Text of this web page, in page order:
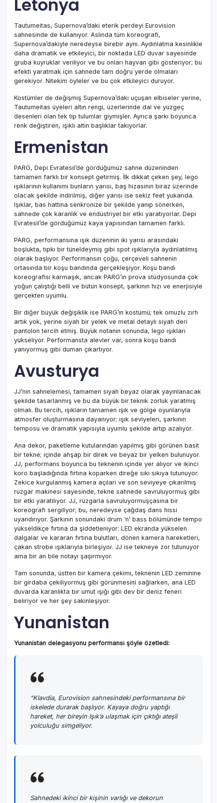
Letonya
Tautumeitas, Supernova’daki eterik perdeyi Eurovision
sahnesinde de kullanıyor. Aslında tüm koreografi,
Supernova’dakiyle neredeyse birebir aynı. Aydınlatma kesinlikle
daha dramatik ve etkileyici, bir noktada LED duvar sayesinde
gruba kuyruklar veriliyor ve bu onları hayvan gibi gösteriyor; bu
efekti yaratmak için sahnede tam doğru yerde olmaları
gerekiyor. Nitekim öyleler ve bu çok etkileyici duruyor.
Kostümler de değişmiş Supernova’daki uçuşan elbiseler yerine,
Tautumeitas üyeleri altın rengi, üzerlerinde dal ve yüzgeç
desenleri olan tek tip tulumlar giymişler. Ayrıca şarkı boyunca
renk değiştiren, ışıklı altın başlıklar takıyorlar.
Ermenistan
PARG, Depi Evratesil’de gördüğümüz sahne düzeninden
tamamen farklı bir konsept getirmiş. İlk dikkat çeken şey, lego
ışıklarının kullanımı bunların yarısı, baş hizasının biraz üzerinde
olacak şekilde indirilmiş, diğer yarısı ise sekiz feet yukarıda.
Işıklar, bas hattına senkronize bir şekilde yanıp sönerken,
sahnede çok karanlık ve endüstriyel bir etki yaratıyorlar. Depi
Evratesil’de gördüğümüz kaya yapısından tamamen farklı.
PARG, performansına ışık düzeninin iki yarısı arasındaki
boşlukta, tıpkı bir tüneldeymiş gibi spot ışıklarıyla aydınlatılmış
olarak başlıyor. Performansın çoğu, çerçeveli sahnenin
ortasında bir koşu bandında gerçekleşiyor. Koşu bandı
koreografisi karmaşık, ancak PARG’ın prova stüdyosunda çok
yoğun çalıştığı belli ve bütün konsept, şarkının hızı ve enerjisiyle
gerçekten uyumlu.
Bir diğer büyük değişiklik ise PARG’ın kostümü; tek omuzlu zırh
artık yok, yerine siyah bir yelek ve metal detaylı siyah deri
pantolon tercih etmiş. Büyük notanın sonunda, lego ışıkları
yükseliyor. Performansta alevler var, sonra koşu bandı
yanıyormuş gibi duman çıkartıyor.
Avusturya
JJ’nin sahnelemesi, tamamen siyah beyaz olarak yayınlanacak
şekilde tasarlanmış ve bu da büyük bir teknik zorluk yaratmış
olmalı. Bu tercih, ışıkların tamamen ışık ve gölge oyunlarıyla
atmosfer oluşturmasına dayanıyor; ışık seviyeleri, şarkının
temposu ve dramatik yapısıyla uyumlu şekilde artıp azalıyor.
Ana dekor, paketleme kutularından yapılmış gibi görünen basit
bir tekne; içinde ahşap bir direk ve beyaz bir yelken bulunuyor.
JJ, performans boyunca bu teknenin içinde yer alıyor ve ikinci
koro başladığında fırtına koparken direğe sıkı sıkıya tutunuyor.
Zekice kurgulanmış kamera açıları ve son seviyeye çıkarılmış
rüzgar makinesi sayesinde, tekne sahnede savruluyormuş gibi
bir etki yaratılıyor. JJ, rüzgarla savruluyormuşçasına bir
koreografi sergiliyor; bu, neredeyse çağdaş dans hissi
uyandırıyor. Şarkının sonundaki drum ‘n’ bass bölümünde tempo
yükseldikçe fırtına da şiddetleniyor: LED ekranda yükselen
dalgalar ve kararan fırtına bulutları, dönen kamera hareketleri,
çakan strobe ışıklarıyla birleşiyor. JJ ise tekneye zor tutunuyor
ama bir an bile notayı şaşırmıyor.
Tam sonunda, üstten bir kamera çekimi, teknenin LED zeminine
bir girdaba çekiliyormuş gibi görünmesini sağlarken, ana LED
duvarda karanlıkta bir umut ışığı gibi dev bir deniz feneri
beliriyor ve her şey sakinleşiyor.
Yunanistan
Yunanistan delegasyonu performansı şöyle özetledi:
“Klavdia, Eurovision sahnesindeki performansına bir
iskelede durarak başlıyor. Kayaya doğru yaptığı
hareket, her bireyin Işık’a ulaşmak için çıktığı ateşli
yolculuğu simgeliyor.
Sahnedeki ikinci bir kişinin varlığı ve dekorun